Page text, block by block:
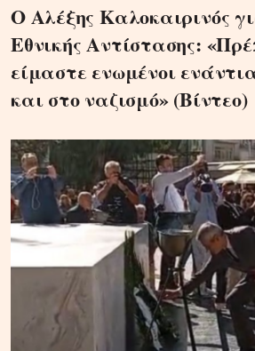
Ο Αλέξης Καλοκαιρινός
Εθνικής Αντίστασης:
είμαστε ενωμένοι
και στο ναζισμό» (Βίντεο)